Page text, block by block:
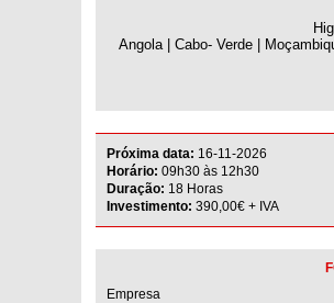
Angola | Cabo- Verde |
Próxima data: 16-11-2026
Horário: 09h30 às 12h30
Duração: 18 Horas
Investimento: 390,00€ + IVA
Empresa